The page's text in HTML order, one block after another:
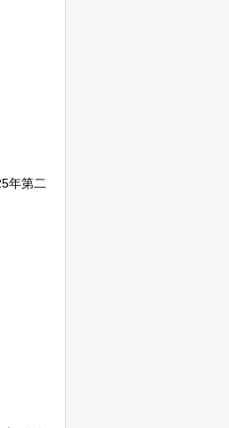
年第二